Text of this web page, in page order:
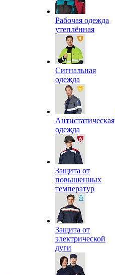
Рабочая одежда
утеплённая
Сигнальная
одежда
Антистатическая
одежда
Защита от
повышенных
температур
Защита от
электрической
дуги